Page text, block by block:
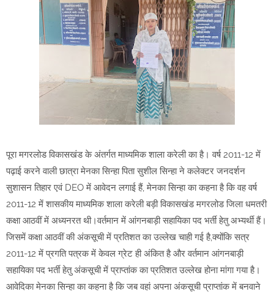
पूरा मगरलोड विकासखंड के अंतर्गत माध्यमिक शाला करेली का है। वर्ष 2011-12 में
पढ़ाई करने वाली छात्रा मेनका सिन्हा पिता सुशील सिन्हा ने कलेक्टर जनदर्शन
सुशासन तिहार एवं DEO में आवेदन लगाई हैं, मेनका सिन्हा का कहना है कि वह वर्ष
2011-12 में शासकीय माध्यमिक शाला करेली बड़ी विकासखंड मगरलोड जिला धमतरी
कक्षा आठवीं में अध्यनरत थी।वर्तमान में आंगनबाड़ी सहायिका पद भर्ती हेतु अभ्यर्थी हैं।
जिसमें कक्षा आठवीं की अंकसूची में प्रतिशत का उल्लेख चाही गई है,क्योंकि सत्र
2011-12 में प्रगति पत्रक में केवल ग्रेट ही अंकित है और वर्तमान आंगनबाड़ी
सहायिका पद भर्ती हेतु अंकसूची में प्राप्तांक का प्रतिशत उल्लेख होना मांगा गया है।
आवेदिका मेनका सिन्हा का कहना है कि जब वहां अपना अंकसूची प्राप्तांक में बनवाने